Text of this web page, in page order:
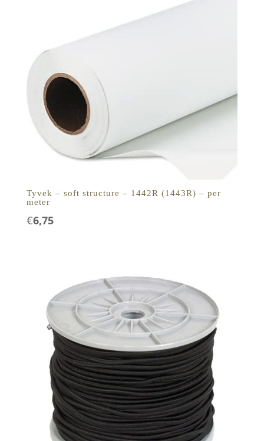
Tyvek – soft structure – 1442R (1443R) – per
meter
€6,75